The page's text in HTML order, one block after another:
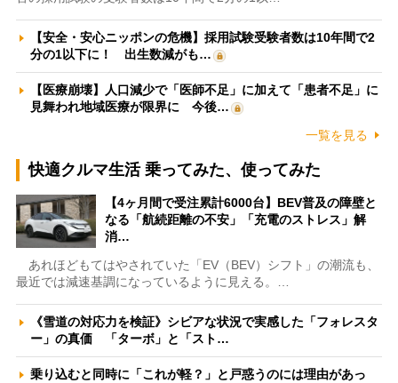
【安全・安心ニッポンの危機】採用試験受験者数は10年間で2
分の1以下に！ 出生数減がも…
【医療崩壊】人口減少で「医師不足」に加えて「患者不足」に
見舞われ地域医療が限界に 今後…
一覧を見る
快適クルマ生活 乗ってみた、使ってみた
【4ヶ月間で受注累計6000台】BEV普及の障壁と
なる「航続距離の不安」「充電のストレス」解
消…
あれほどもてはやされていた「EV（BEV）シフト」の潮流も、
最近では減速基調になっているように見える。…
《雪道の対応力を検証》シビアな状況で実感した「フォレスタ
ー」の真価 「ターボ」と「スト…
乗り込むと同時に「これが軽？」と戸惑うのには理由があっ